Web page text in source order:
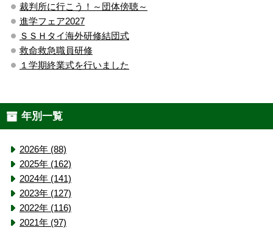
裁判所に行こう！～団体傍聴～
進学フェア2027
ＳＳＨタイ海外研修結団式
救命救急職員研修
１学期終業式を行いました
年別一覧
2026年 (88)
2025年 (162)
2024年 (141)
2023年 (127)
2022年 (116)
2021年 (97)